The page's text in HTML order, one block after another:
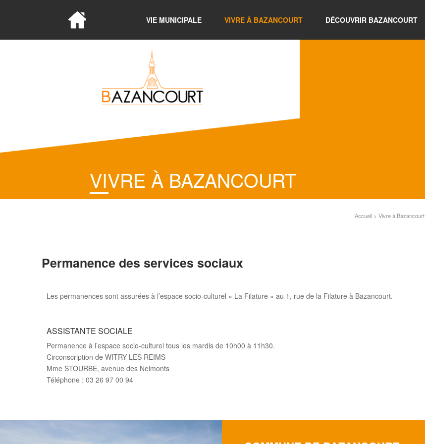
VIE MUNICIPALE VIVRE À BAZANCOURT DÉCOUVRIR BAZANCOURT
VIVRE À BAZANCOURT
Accueil > Vivre à Bazancourt
Permanence des services sociaux
Les permanences sont assurées à l’espace socio-culturel « La Filature » au 1, rue de la Filature à Bazancourt.
ASSISTANTE SOCIALE
Permanence à l’espace socio-culturel tous les mardis de 10h00 à 11h30.
Circonscription de WITRY LES REIMS
Mme STOURBE, avenue des Nelmonts
Téléphone : 03 26 97 00 94